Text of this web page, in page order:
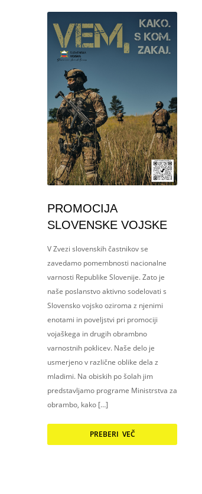
PROMOCIJA
SLOVENSKE VOJSKE
V Zvezi slovenskih častnikov se
zavedamo pomembnosti nacionalne
varnosti Republike Slovenije. Zato je
naše poslanstvo aktivno sodelovati s
Slovensko vojsko oziroma z njenimi
enotami in poveljstvi pri promociji
vojaškega in drugih obrambno
varnostnih poklicev. Naše delo je
usmerjeno v različne oblike dela z
mladimi. Na obiskih po šolah jim
predstavljamo programe Ministrstva za
obrambo, kako […]
PREBERI VEČ